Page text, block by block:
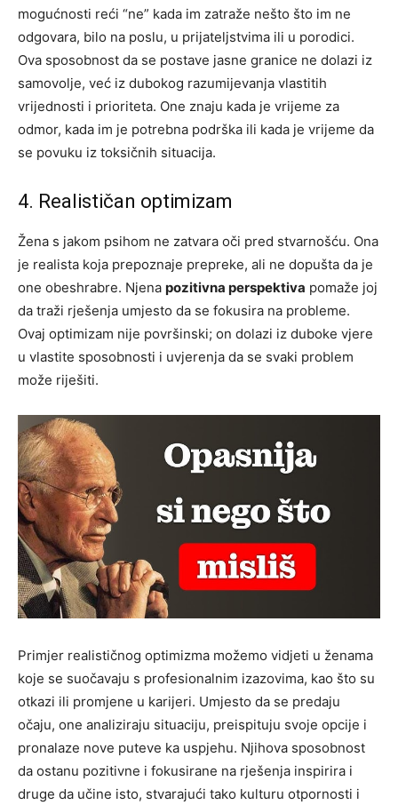
mogućnosti reći “ne” kada im zatraže nešto što im ne
odgovara, bilo na poslu, u prijateljstvima ili u porodici.
Ova sposobnost da se postave jasne granice ne dolazi iz
samovolje, već iz dubokog razumijevanja vlastitih
vrijednosti i prioriteta. One znaju kada je vrijeme za
odmor, kada im je potrebna podrška ili kada je vrijeme da
se povuku iz toksičnih situacija.
4. Realističan optimizam
Žena s jakom psihom ne zatvara oči pred stvarnošću. Ona
je realista koja prepoznaje prepreke, ali ne dopušta da je
one obeshrabre. Njena pozitivna perspektiva pomaže joj
da traži rješenja umjesto da se fokusira na probleme.
Ovaj optimizam nije površinski; on dolazi iz duboke vjere
u vlastite sposobnosti i uvjerenja da se svaki problem
može riješiti.
Primjer realističnog optimizma možemo vidjeti u ženama
koje se suočavaju s profesionalnim izazovima, kao što su
otkazi ili promjene u karijeri. Umjesto da se predaju
očaju, one analiziraju situaciju, preispituju svoje opcije i
pronalaze nove puteve ka uspjehu. Njihova sposobnost
da ostanu pozitivne i fokusirane na rješenja inspirira i
druge da učine isto, stvarajući tako kulturu otpornosti i